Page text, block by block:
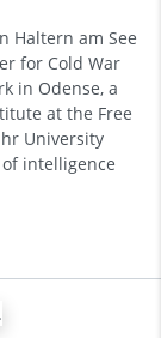
Haltern am See
for Cold War
in Odense, a
at the Free
University
intelligence